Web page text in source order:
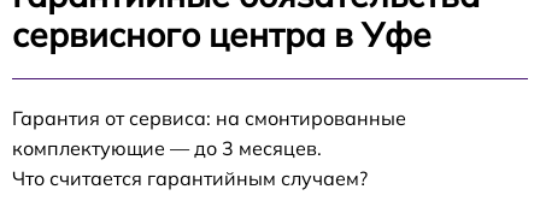
сервисного центра в Уфе
Гарантия от сервиса: на смонтированные
комплектующие — до 3 месяцев.
Что считается гарантийным случаем?